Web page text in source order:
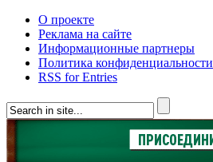
О проекте
Реклама на сайте
Информационные партнеры
Политика конфиденциальности
RSS for Entries